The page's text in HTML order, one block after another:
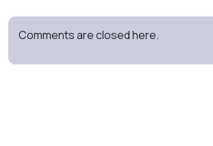
Comments are closed here.